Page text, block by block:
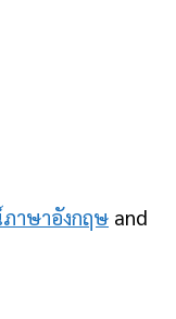
าษาอังกฤษ and